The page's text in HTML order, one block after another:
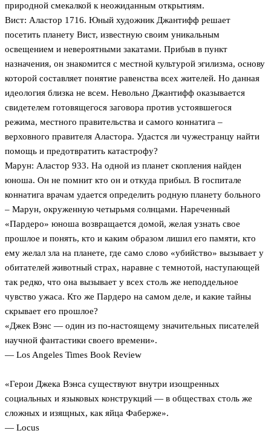
природной смекалкой к неожиданным открытиям.
Вист: Аластор 1716. Юный художник Джантифф решает
посетить планету Вист, известную своим уникальным
освещением и невероятными закатами. Прибыв в пункт
назначения, он знакомится с местной культурой эгилизма, основу
которой составляет понятие равенства всех жителей. Но данная
идеология близка не всем. Невольно Джантифф оказывается
свидетелем готовящегося заговора против устоявшегося
режима, местного правительства и самого коннатига –
верховного правителя Аластора. Удастся ли чужестранцу найти
помощь и предотвратить катастрофу?
Марун: Аластор 933. На одной из планет скопления найден
юноша. Он не помнит кто он и откуда прибыл. В госпитале
коннатига врачам удается определить родную планету больного
– Марун, окруженную четырьмя солнцами. Нареченный
«Пардеро» юноша возвращается домой, желая узнать свое
прошлое и понять, кто и каким образом лишил его памяти, кто
ему желал зла на планете, где само слово «убийство» вызывает у
обитателей животный страх, наравне с темнотой, наступающей
так редко, что она вызывает у всех столь же неподдельное
чувство ужаса. Кто же Пардеро на самом деле, и какие тайны
скрывает его прошлое?
«Джек Вэнс — один из по-настоящему значительных писателей
научной фантастики своего времени».
— Los Angeles Times Book Review
«Герои Джека Вэнса существуют внутри изощренных
социальных и языковых конструкций — в обществах столь же
сложных и изящных, как яйца Фаберже».
— Locus